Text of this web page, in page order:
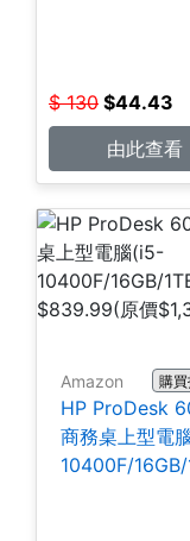
$ 130 $44.43
由此查看
Amazon 購
HP ProDesk
商務桌上型電
10400F/16GB/